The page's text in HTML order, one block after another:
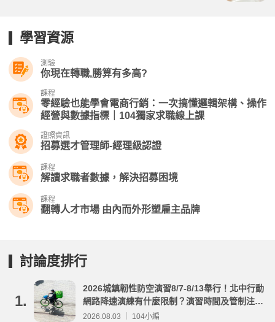
學習資源
測驗
你現在轉職,勝算有多高?
課程
零經驗也能學會電商行銷：一次搞懂邏輯架構、操作
經營與數據指標｜104獨家求職線上課
證照資訊
招募選才管理師-經理級認證
課程
解讀求職者數據，解決招募困境
課程
翻轉人才市場 由內而外形塑雇主品牌
討論度排行
1.
2026城鎮韌性防空演習8/7-8/13舉行！北中行動
網路降速演練有什麼限制？演習時間及管制注意
事項整理
2026.08.03 ｜ 104小編